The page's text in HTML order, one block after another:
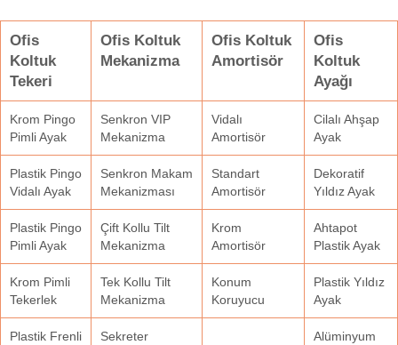
Ofis
Koltuk
Tekeri
Ofis Koltuk
Mekanizma
Ofis Koltuk
Amortisör
Ofis
Koltuk
Ayağı
Krom Pingo
Pimli Ayak
Senkron VIP
Mekanizma
Vidalı
Amortisör
Cilalı Ahşap
Ayak
Plastik Pingo
Vidalı Ayak
Senkron Makam
Mekanizması
Standart
Amortisör
Dekoratif
Yıldız Ayak
Plastik Pingo
Pimli Ayak
Çift Kollu Tilt
Mekanizma
Krom
Amortisör
Ahtapot
Plastik Ayak
Krom Pimli
Tekerlek
Tek Kollu Tilt
Mekanizma
Konum
Koruyucu
Plastik Yıldız
Ayak
Plastik Frenli
Sekreter
Alüminyum